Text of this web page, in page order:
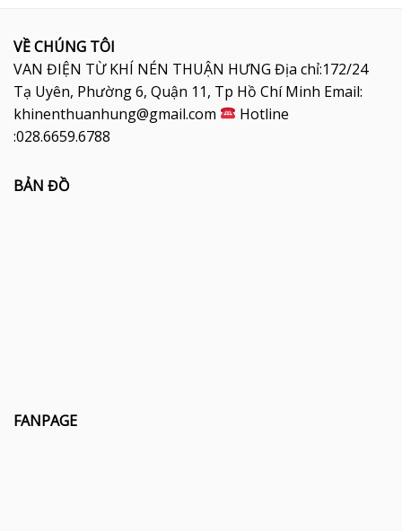
VỀ CHÚNG TÔI
VAN ĐIỆN TỪ KHÍ NÉN THUẬN HƯNG Địa chỉ:172/24
Tạ Uyên, Phường 6, Quận 11, Tp Hồ Chí Minh Email:
khinenthuanhung@gmail.com
Hotline
:028.6659.6788
BẢN ĐỒ
FANPAGE